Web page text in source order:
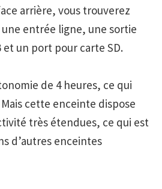
arrière, vous trouverez
entrée ligne, une sortie
et un port pour carte SD.
de 4 heures, ce qui
cette enceinte dispose
très étendues, ce qui est
d’autres enceintes